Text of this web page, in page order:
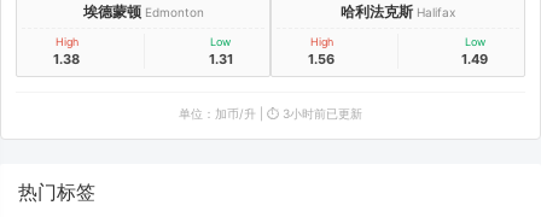
埃德蒙顿 Edmonton
High
1.38
Low
1.31
哈利法克斯 Halifax
High
1.56
Low
1.49
单位：加币/升 | ⏱️ 3小时前已更新
热门标签